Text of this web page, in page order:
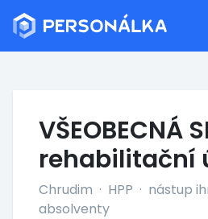
VŠEOBECNÁ
rehabilitační
Chrudim · HPP · nástup
absolventy